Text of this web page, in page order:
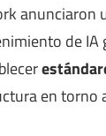
anunciaron
de IA
en torno